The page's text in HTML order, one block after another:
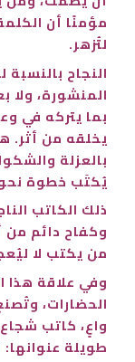
مؤمنًا أن
لتُزهر.
النجاح
المنشورة، ولا
بما يتركه في
يخلقه من أثر.
بالعزلة
يُكتَب خطوة نحو
ذلك الكاتب
وكفاح دائم من
من يكتب لا
وفي علاقة هذا
الحضارات،
واعٍ، كاتب
طويلة عنوانها: